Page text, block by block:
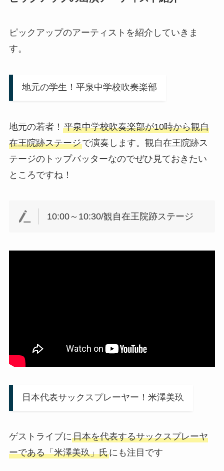
ピックアップのアーティストを紹介していきま
す。
地元の学生！平泉中学校吹奏楽部
地元の若者！ 平泉中学校吹奏楽部が10時から観自
在王院跡ステージで演奏します。観自在王院跡ス
テージのトップバッターなのでぜひ見ておきたい
ところですね！
10:00～10:30/観自在王院跡ステージ
日本代表サックスプレーヤー！米澤美玖
ゲストライブに日本を代表するサックスプレーヤ
ーである「米澤美玖」氏にも注目です